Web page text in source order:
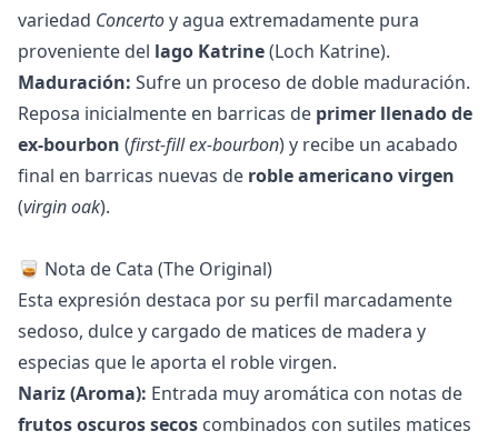
variedad Concertoy agua extremadamente pura
proveniente del lago Katrine(Loch Katrine).
Maduración: Sufre un proceso de doble maduración.
Reposa inicialmente en barricas de primer llenado de
ex-bourbon (first-fill ex-bourbon) y recibe un acabado
final en barricas nuevas de roble americano virgen
(virgin oak).
🥃 Nota de Cata (The Original)
Esta expresión destaca por su perfil marcadamente
sedoso, dulce y cargado de matices de madera y
especias que le aporta el roble virgen.
Nariz (Aroma): Entrada muy aromática con notas de
frutos oscuros secos combinados con sutiles matices